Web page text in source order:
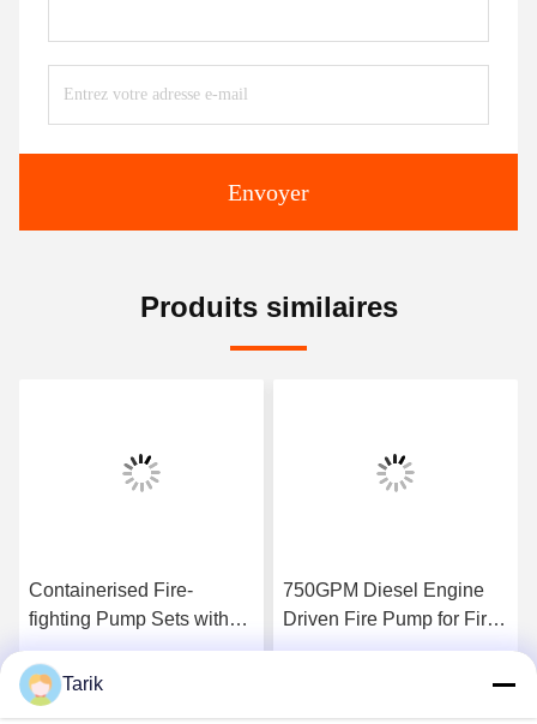
Envoyer
Produits similaires
Containerised Fire-
fighting Pump Sets with
Flow 300–8000 GPM UL
FM NFPA20 Certified
Complete Fire Pump
750GPM Diesel Engine
Driven Fire Pump for Fire
Fighting Application
Tarik